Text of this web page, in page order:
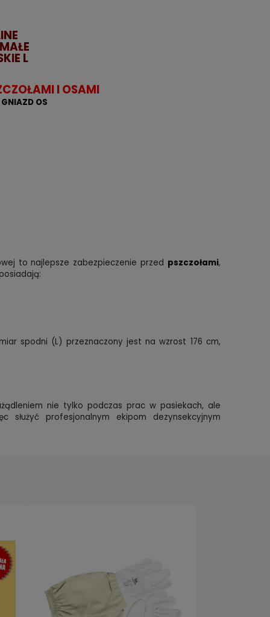
L
I OSAMI
OS
to najlepsze zabezpieczenie przed pszczołami,
spodni (L) przeznaczony jest na wzrost 176 cm,
nie tylko podczas prac w pasiekach, ale
służyć profesjonalnym ekipom dezynsekcyjnym